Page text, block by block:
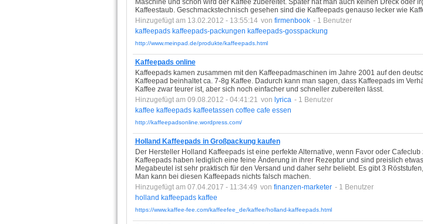
Maschine und schon wird der Kaffee zubereitet. Später hat man auch keinen Dreck oder
Kaffeestaub. Geschmackstechnisch gesehen sind die Kaffeepads genauso lecker wie
Hinzugefügt am 13.02.2012 - 13:55:14 von firmenbook - 1 Benutzer
kaffeepads kaffeepads-packungen kaffeepads-gosspackung
http://www.meinpad.de/produkte/kaffeepads.html
Kaffeepads online
Kaffeepads kamen zusammen mit den Kaffeepadmaschinen im Jahre 2001 auf den
Kaffeepad beinhaltet ca. 7-8g Kaffee. Dadurch kann man sagen, dass Kaffeepads im
Kaffee zwar teurer ist, aber sich noch einfacher und schneller zubereiten lässt.
Hinzugefügt am 09.08.2012 - 04:41:21 von lyrica - 1 Benutzer
kaffee kaffeepads kaffeetassen coffee cafe essen
http://kaffeepadsonline.wordpress.com/
Holland Kaffeepads in Großpackung kaufen
Der Hersteller Holland Kaffeepads ist eine perfekte Alternative, wenn Favor oder Cafeclub
Kaffeepads haben lediglich eine feine Änderung in ihrer Rezeptur und sind preislich
Megabeutel ist sehr praktisch für den Versand und daher sehr beliebt. Es gibt 3
Man kann bei diesen Kaffeepads nichts falsch machen.
Hinzugefügt am 07.04.2017 - 11:34:49 von finanzen-marketer - 1 Benutzer
holland kaffeepads kaffee
https://www.kaffee-fee.com/kaffeefee_de/kaffee/holland-kaffeepads.html